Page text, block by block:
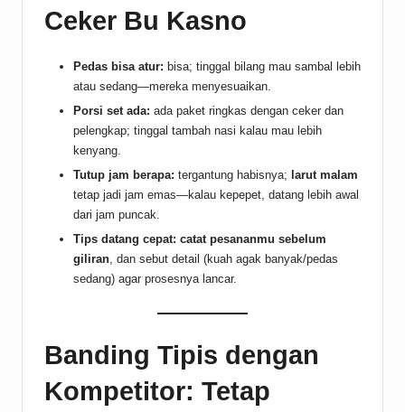
Ceker Bu Kasno
Pedas bisa atur: bisa; tinggal bilang mau sambal lebih
atau sedang—mereka menyesuaikan.
Porsi set ada: ada paket ringkas dengan ceker dan
pelengkap; tinggal tambah nasi kalau mau lebih
kenyang.
Tutup jam berapa: tergantung habisnya; larut malam
tetap jadi jam emas—kalau kepepet, datang lebih awal
dari jam puncak.
Tips datang cepat: catat pesananmu sebelum
giliran, dan sebut detail (kuah agak banyak/pedas
sedang) agar prosesnya lancar.
Banding Tipis dengan
Kompetitor: Tetap